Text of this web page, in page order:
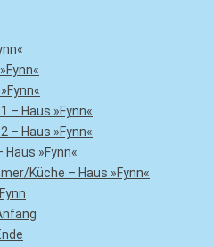
– Haus »Fynn«
– Haus »Fynn«
»Fynn«
Küche – Haus »Fynn«